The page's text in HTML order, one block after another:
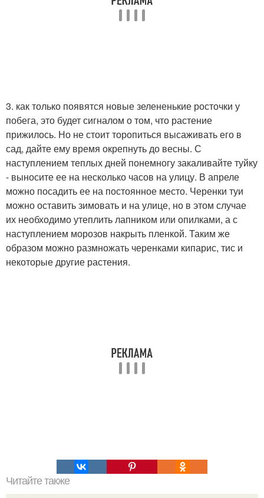
3. как только появятся новые зелененькие росточки у
побега, это будет сигналом о том, что растение
прижилось. Но не стоит торопиться высаживать его в
сад, дайте ему время окрепнуть до весны. С
наступлением теплых дней понемногу закаливайте туйку
- выносите ее на несколько часов на улицу. В апреле
можно посадить ее на постоянное место. Черенки туи
можно оставить зимовать и на улице, но в этом случае
их необходимо утеплить лапником или опилками, а с
наступлением морозов накрыть пленкой. Таким же
образом можно размножать черенками кипарис, тис и
некоторые другие растения.
Читайте также